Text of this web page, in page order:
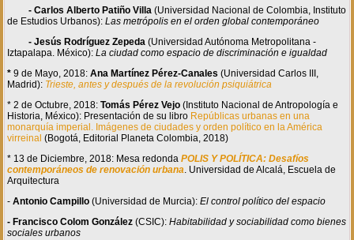
- Carlos Alberto Patiño Villa (Universidad Nacional de Colombia, Instituto
de Estudios Urbanos):Las metrópolis en el orden global contemporáneo
- Jesús Rodríguez Zepeda(Universidad Autónoma Metropolitana -
Iztapalapa. México):La ciudad como espacio de discriminación e igualdad
* 9 de Mayo, 2018:Ana Martínez Pérez-Canales (Universidad Carlos III,
Madrid): Trieste, antes y después de la revolución psiquiátrica
* 2 de Octubre, 2018:Tomás Pérez Vejo (Instituto Nacional de Antropología e
Historia, México): Presentación de su libro Repúblicas urbanas en una
monarquía imperial. Imágenes de ciudades y orden político en la América
virreinal (Bogotá, Editorial Planeta Colombia, 2018)
* 13 de Diciembre, 2018: Mesa redondaPOLIS Y POLÍTICA: Desafíos
contemporáneos de renovación urbana. Universidad de Alcalá, Escuela de
Arquitectura
-Antonio Campillo (Universidad de Murcia):El control político del espacio
- Francisco Colom González (CSIC): Habitabilidad y sociabilidad como bienes
sociales urbanos